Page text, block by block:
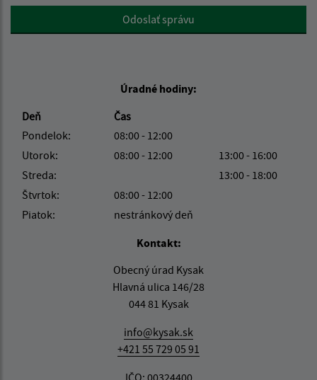
Google reCaptcha ResponseOdoslať správu
Úradné hodiny:
Deň
Čas
Pondelok:
08:00 - 12:00
Utorok:
08:00 - 12:00
13:00 - 16:00
Streda:
13:00 - 18:00
Štvrtok:
08:00 - 12:00
Piatok:
nestránkový deň
Kontakt:
Obecný úrad Kysak
Hlavná ulica 146/28
044 81 Kysak
info@kysak.sk
+421 55 729 05 91